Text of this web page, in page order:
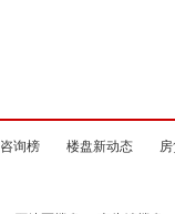
咨询榜 楼盘新动态